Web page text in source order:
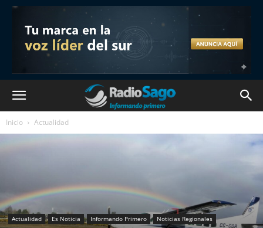
Inicio Actualidad
Actualidad Es Noticia Informando Primero Noticias Regionales